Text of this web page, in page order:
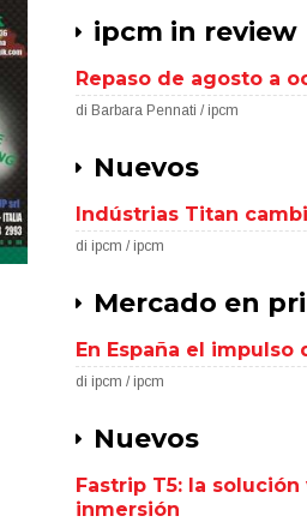
ipcm in review
Repaso de agosto a
di Barbara Pennati / ipcm
Nuevos
Indústrias Titan
di ipcm / ipcm
Mercado en
En España el
di ipcm / ipcm
Nuevos
Fastrip T5: la
inmersión